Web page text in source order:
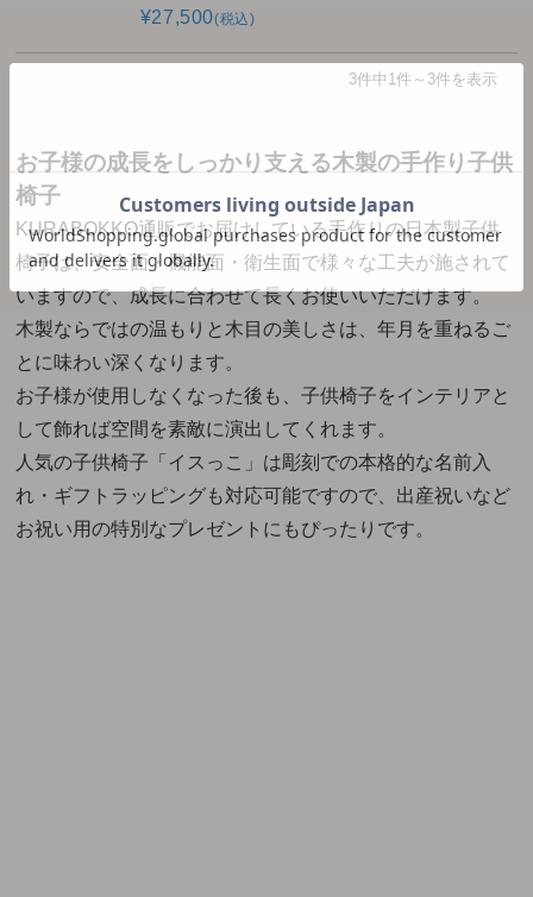
¥27,500(税込)
3件中1件～3件を表示
お子様の成長をしっかり支える木製の手作り子供
椅子
KURABOKKO通販でお届けしている手作りの日本製子供
椅子は、安全面・機能面・衛生面で様々な工夫が施されて
いますので、成長に合わせて長くお使いいただけます。
木製ならではの温もりと木目の美しさは、年月を重ねるご
とに味わい深くなります。
お子様が使用しなくなった後も、子供椅子をインテリアと
して飾れば空間を素敵に演出してくれます。
人気の子供椅子「イスっこ」は彫刻での本格的な名前入
れ・ギフトラッピングも対応可能ですので、出産祝いなど
お祝い用の特別なプレゼントにもぴったりです。